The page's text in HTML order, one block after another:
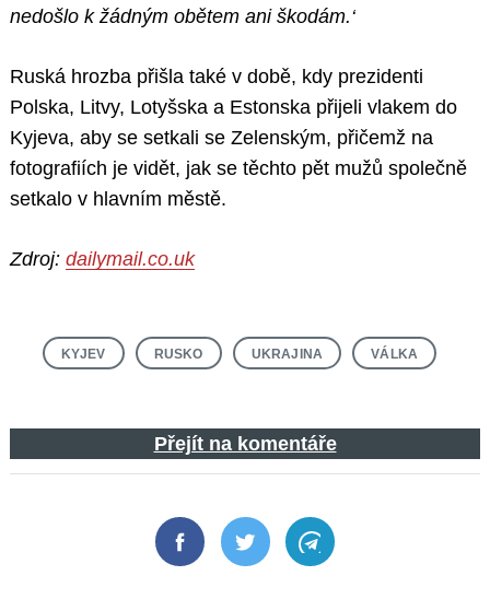
nedošlo k žádným obětem ani škodám.‘
Ruská hrozba přišla také v době, kdy prezidenti
Polska, Litvy, Lotyšska a Estonska přijeli vlakem do
Kyjeva, aby se setkali se Zelenským, přičemž na
fotografiích je vidět, jak se těchto pět mužů společně
setkalo v hlavním městě.
Zdroj: dailymail.co.uk
KYJEV RUSKO UKRAJINA VÁLKA
Přejít na komentáře
FacebookTwitter Telegram